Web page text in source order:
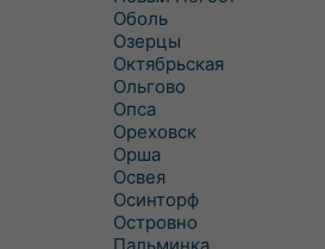
Оболь
Озерцы
Октябрьская
Ольгово
Опса
Ореховск
Орша
Освея
Осинторф
Островно